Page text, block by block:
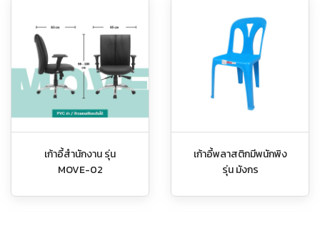
เก้าอี้สำนักงาน รุ่น
MOVE-02
เก้าอี้พลาสติกมีพนักพิง
รุ่น มังกร